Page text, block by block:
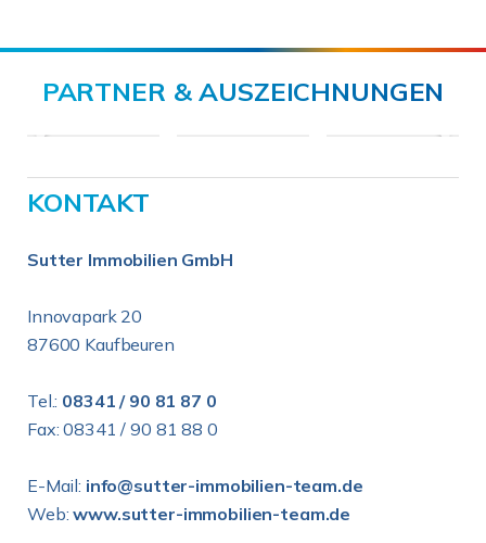
PARTNER & AUSZEICHNUNGEN
KONTAKT
Sutter Immobilien GmbH
Innovapark 20
87600 Kaufbeuren
Tel.: 08341 / 90 81 87 0
Fax: 08341 / 90 81 88 0
E-Mail: info@sutter-immobilien-team.de
Web:www.sutter-immobilien-team.de